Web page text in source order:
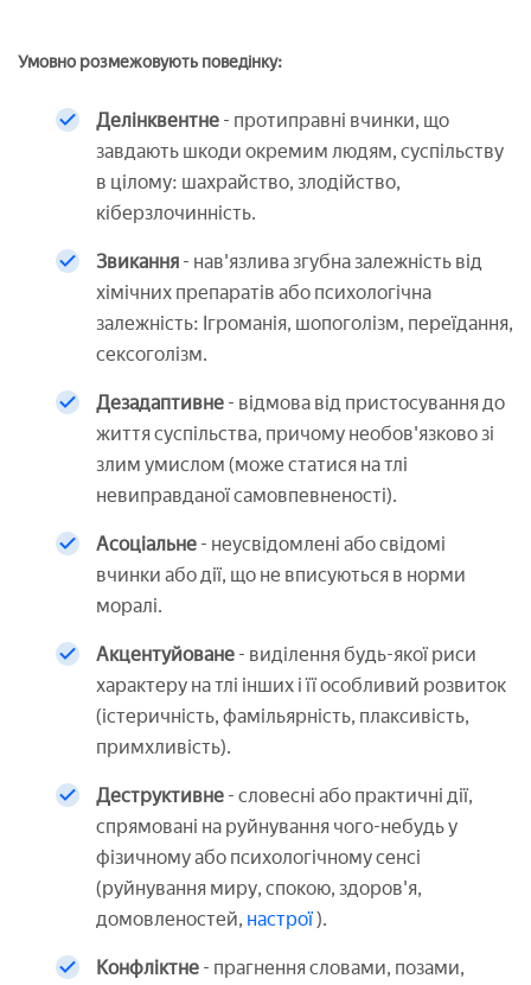
Умовно розмежовують поведінку:
Делінквентне - протиправні вчинки, що
завдають шкоди окремим людям, суспільству
в цілому: шахрайство, злодійство,
кіберзлочинність.
Звикання - нав'язлива згубна залежність від
хімічних препаратів або психологічна
залежність: Ігроманія, шопоголізм, переїдання,
сексоголізм.
Дезадаптивне - відмова від пристосування до
життя суспільства, причому необов'язково зі
злим умислом (може статися на тлі
невиправданої самовпевненості).
Асоціальне - неусвідомлені або свідомі
вчинки або дії, що не вписуються в норми
моралі.
Акцентуйоване - виділення будь-якої риси
характеру на тлі інших і її особливий розвиток
(істеричність, фамільярність, плаксивість,
примхливість).
Деструктивне - словесні або практичні дії,
спрямовані на руйнування чого-небудь у
фізичному або психологічному сенсі
(руйнування миру, спокою, здоров'я,
домовленостей, настрої).
Конфліктне - прагнення словами, позами,